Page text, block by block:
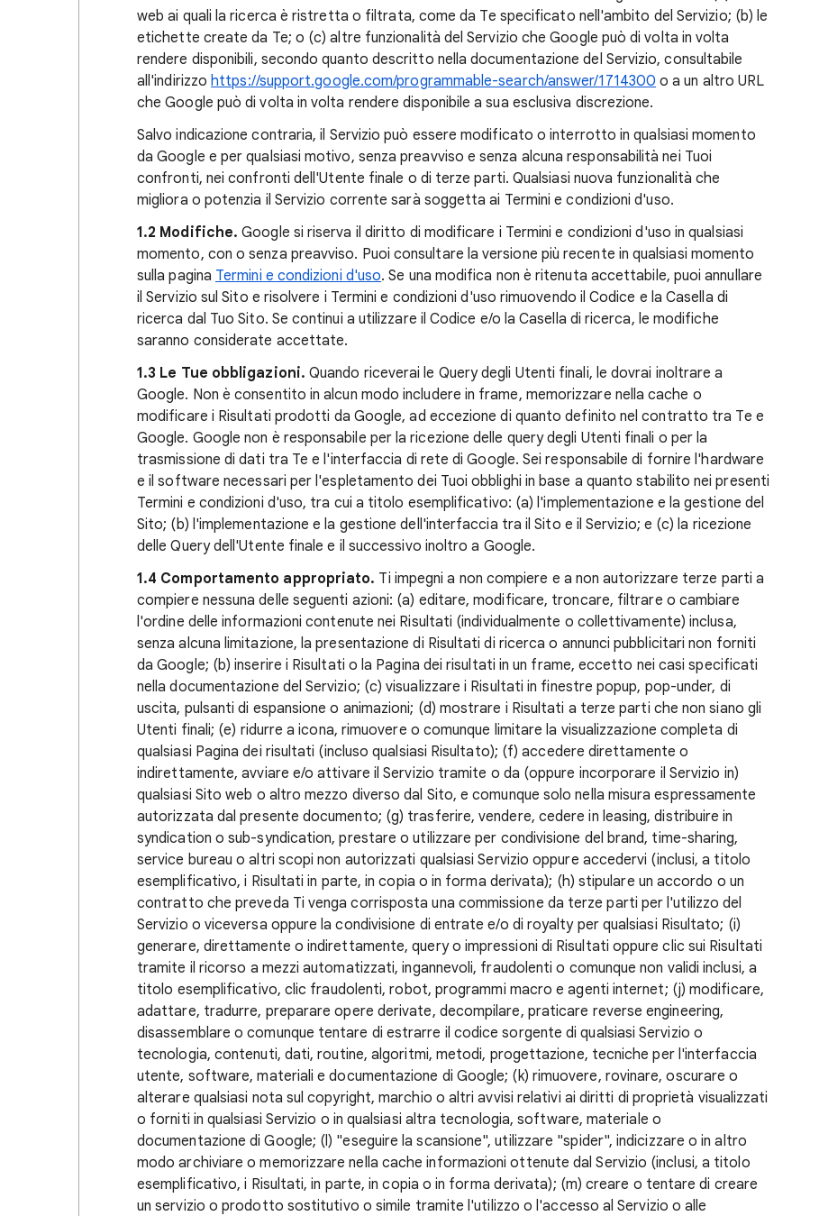
web ai quali la ricerca è ristretta o filtrata, come da Te specificato nell'ambito del Servizio; (b) le
etichette create da Te; o (c) altre funzionalità del Servizio che Google può di volta in volta
rendere disponibili, secondo quanto descritto nella documentazione del Servizio, consultabile
all'indirizzohttps://support.google.com/programmable-search/answer/1714300 o a un altro URL
che Google può di volta in volta rendere disponibile a sua esclusiva discrezione.
Salvo indicazione contraria, il Servizio può essere modificato o interrotto in qualsiasi momento
da Google e per qualsiasi motivo, senza preavviso e senza alcuna responsabilità nei Tuoi
confronti, nei confronti dell'Utente finale o di terze parti. Qualsiasi nuova funzionalità che
migliora o potenzia il Servizio corrente sarà soggetta ai Termini e condizioni d'uso.
1.2 Modifiche.Google si riserva il diritto di modificare i Termini e condizioni d'uso in qualsiasi
momento, con o senza preavviso. Puoi consultare la versione più recente in qualsiasi momento
sulla pagina Termini e condizioni d'uso. Se una modifica non è ritenuta accettabile, puoi annullare
il Servizio sul Sito e risolvere i Termini e condizioni d'uso rimuovendo il Codice e la Casella di
ricerca dal Tuo Sito. Se continui a utilizzare il Codice e/o la Casella di ricerca, le modifiche
saranno considerate accettate.
1.3 Le Tue obbligazioni. Quando riceverai le Query degli Utenti finali, le dovrai inoltrare a
Google. Non è consentito in alcun modo includere in frame, memorizzare nella cache o
modificare i Risultati prodotti da Google, ad eccezione di quanto definito nel contratto tra Te e
Google. Google non è responsabile per la ricezione delle query degli Utenti finali o per la
trasmissione di dati tra Te e l'interfaccia di rete di Google. Sei responsabile di fornire l'hardware
e il software necessari per l'espletamento dei Tuoi obblighi in base a quanto stabilito nei presenti
Termini e condizioni d'uso, tra cui a titolo esemplificativo: (a) l'implementazione e la gestione del
Sito; (b) l'implementazione e la gestione dell'interfaccia tra il Sito e il Servizio; e (c) la ricezione
delle Query dell'Utente finale e il successivo inoltro a Google.
1.4 Comportamento appropriato. Ti impegni a non compiere e a non autorizzare terze parti a
compiere nessuna delle seguenti azioni: (a) editare, modificare, troncare, filtrare o cambiare
l'ordine delle informazioni contenute nei Risultati (individualmente o collettivamente) inclusa,
senza alcuna limitazione, la presentazione di Risultati di ricerca o annunci pubblicitari non forniti
da Google; (b) inserire i Risultati o la Pagina dei risultati in un frame, eccetto nei casi specificati
nella documentazione del Servizio; (c) visualizzare i Risultati in finestre popup, pop-under, di
uscita, pulsanti di espansione o animazioni; (d) mostrare i Risultati a terze parti che non siano gli
Utenti finali; (e) ridurre a icona, rimuovere o comunque limitare la visualizzazione completa di
qualsiasi Pagina dei risultati (incluso qualsiasi Risultato); (f) accedere direttamente o
indirettamente, avviare e/o attivare il Servizio tramite o da (oppure incorporare il Servizio in)
qualsiasi Sito web o altro mezzo diverso dal Sito, e comunque solo nella misura espressamente
autorizzata dal presente documento; (g) trasferire, vendere, cedere in leasing, distribuire in
syndication o sub-syndication, prestare o utilizzare per condivisione del brand, time-sharing,
service bureau o altri scopi non autorizzati qualsiasi Servizio oppure accedervi (inclusi, a titolo
esemplificativo, i Risultati in parte, in copia o in forma derivata); (h) stipulare un accordo o un
contratto che preveda Ti venga corrisposta una commissione da terze parti per l'utilizzo del
Servizio o viceversa oppure la condivisione di entrate e/o di royalty per qualsiasi Risultato; (i)
generare, direttamente o indirettamente, query o impressioni di Risultati oppure clic sui Risultati
tramite il ricorso a mezzi automatizzati, ingannevoli, fraudolenti o comunque non validi inclusi, a
titolo esemplificativo, clic fraudolenti, robot, programmi macro e agenti internet; (j) modificare,
adattare, tradurre, preparare opere derivate, decompilare, praticare reverse engineering,
disassemblare o comunque tentare di estrarre il codice sorgente di qualsiasi Servizio o
tecnologia, contenuti, dati, routine, algoritmi, metodi, progettazione, tecniche per l'interfaccia
utente, software, materiali e documentazione di Google; (k) rimuovere, rovinare, oscurare o
alterare qualsiasi nota sul copyright, marchio o altri avvisi relativi ai diritti di proprietà visualizzati
o forniti in qualsiasi Servizio o in qualsiasi altra tecnologia, software, materiale o
documentazione di Google; (l) "eseguire la scansione", utilizzare "spider", indicizzare o in altro
modo archiviare o memorizzare nella cache informazioni ottenute dal Servizio (inclusi, a titolo
esemplificativo, i Risultati, in parte, in copia o in forma derivata); (m) creare o tentare di creare
un servizio o prodotto sostitutivo o simile tramite l'utilizzo o l'accesso al Servizio o alle